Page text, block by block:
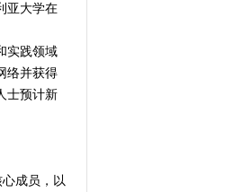
亚大学在
实践领域
络并获得
士预计新
成员，以